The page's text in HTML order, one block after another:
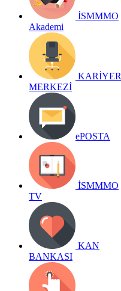
İSMMMO
Akademi
KARİYER
MERKEZİ
ePOSTA
İSMMMO
TV
KAN
BANKASI